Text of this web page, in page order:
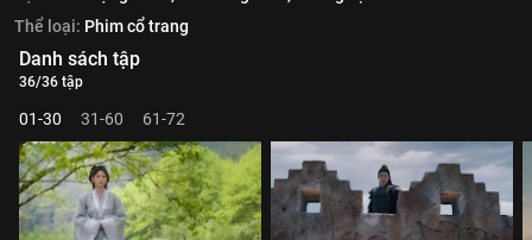
Thể loại: Phim cổ trang
Danh sách tập
36/36 tập
01-30 31-60 61-72